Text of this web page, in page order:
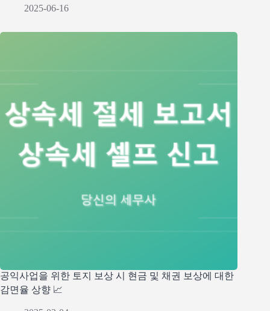
2025-06-16
공익사업을 위한 토지 보상 시 현금 및 채권 보상에 대한
감면율 상향 📈